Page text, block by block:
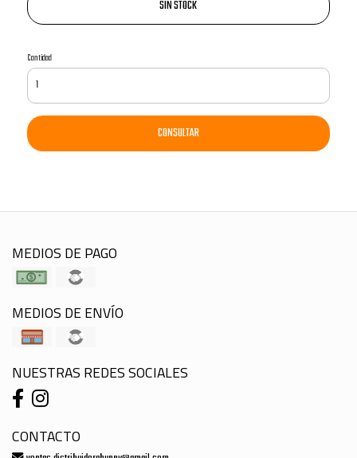
SIN STOCK
Cantidad
CONSULTAR
MEDIOS DE PAGO
MEDIOS DE ENVÍO
NUESTRAS REDES SOCIALES
CONTACTO